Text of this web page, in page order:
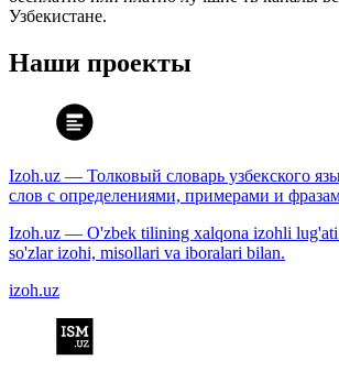
Узбекистане.
Наши проекты
Izoh.uz — Толковый словарь узбекского
слов с определениями, примерами и
Izoh.uz — O'zbek tilining xalqona izohli
so'zlar izohi, misollari va iboralari bilan.
izoh.uz